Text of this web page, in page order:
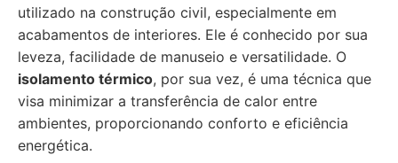
utilizado na construção civil, especialmente em
acabamentos de interiores. Ele é conhecido por sua
leveza, facilidade de manuseio e versatilidade. O
isolamento térmico, por sua vez, é uma técnica que
visa minimizar a transferência de calor entre
ambientes, proporcionando conforto e eficiência
energética.